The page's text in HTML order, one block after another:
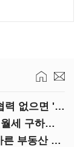
주택공급 '동상이몽'…정부·서울시 협력 없으면 '공수표'
세제개편에 ‘불안·불만’…오세훈 "전월세 구하기 더 힘들어질 것"
강남 관망·한강벨트 술렁…30억이 가른 부동산 민심